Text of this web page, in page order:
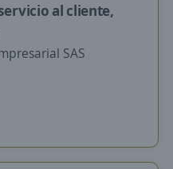
al cliente,
SAS